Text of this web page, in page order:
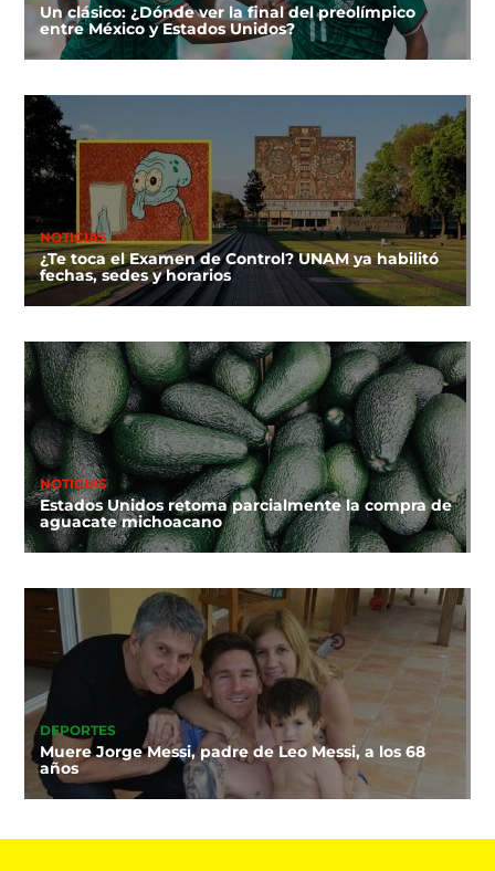
Un clásico: ¿Dónde ver la final del preolímpico
entre México y Estados Unidos?
NOTICIAS
¿Te toca el Examen de Control? UNAM ya habilitó
fechas, sedes y horarios
NOTICIAS
Estados Unidos retoma parcialmente la compra de
aguacate michoacano
DEPORTES
Muere Jorge Messi, padre de Leo Messi, a los 68
años